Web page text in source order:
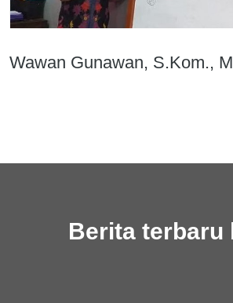
Wawan Gunawan, S.Kom.,
Berita terbaru